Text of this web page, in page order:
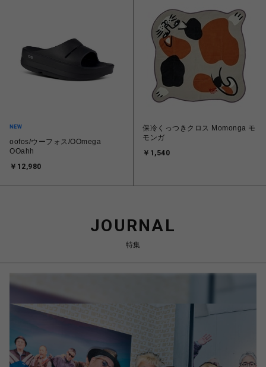
oofos/ウーフォス/OOmega
OOahh
￥12,980
保冷くっつきクロス Momonga モ
モンガ
￥1,540
JOURNAL
特集